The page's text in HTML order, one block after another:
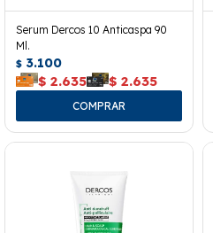
Serum Dercos 10 Anticaspa 90
Ml.
$ 3.100
$ 2.635 $ 2.635